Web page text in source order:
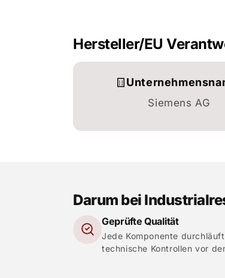
Hersteller/EU
Siemens AG
Darum bei
Geprüfte Qualität
Jede Komponente
technische Kontrollen vor